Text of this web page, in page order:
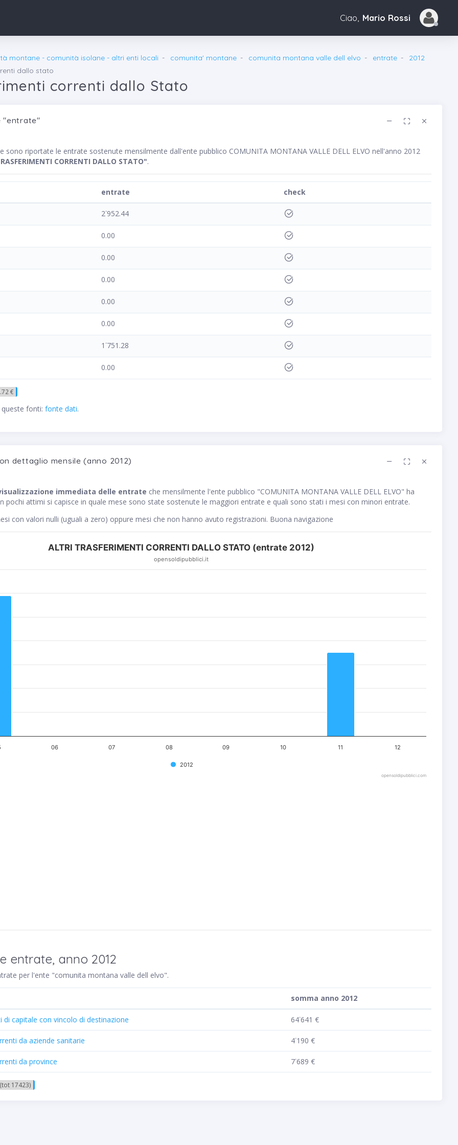
Ciao, Mario Rossi
montane - comunità isolane - altri enti locali comunita' montane comunita montana valle dell elvo entrate
2012
dallo stato
correnti dallo Stato
"entrate"
sono riportate le entrate sostenute mensilmente dall'ente pubblico COMUNITA MONTANA VALLE DELL ELVO nell'anno 2012
CORRENTI DALLO STATO".
entrate check
2˙952.44
0.00
0.00
0.00
0.00
0.00
1˙751.28
0.00
€
fonti: fonte dati.
dettaglio mensile (anno 2012)
immediata delle entrate che mensilmente l'ente pubblico "COMUNITA MONTANA VALLE DELL ELVO" ha
pochi attimi si capisce in quale mese sono state sostenute le maggiori entrate e quali sono stati i mesi con minori entrate.
con valori nulli (uguali a zero) oppure mesi che non hanno avuto registrazioni. Buona navigazione
ALTRI TRASFERIMENTI CORRENTI DALLO STATO (entrate 2012)
opensoldipubblici.it
2012
06 07 08 09 10 11 12
opensoldipubblici.com
entrate, anno 2012
per l'ente "comunita montana valle dell elvo".
somma anno 2012
di capitale con vincolo di destinazione 64˙641 €
da aziende sanitarie 4˙190 €
da province 7˙689 €
17423)